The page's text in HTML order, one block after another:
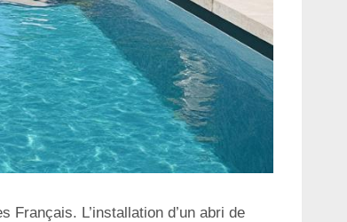
L’installation d’un abri de